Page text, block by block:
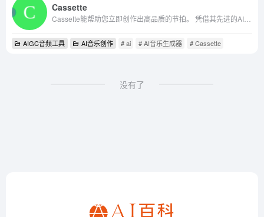
Cassette
AIGC音频工具 AI音乐创作 # ai # AI音乐生成器 # Cassette
没有了